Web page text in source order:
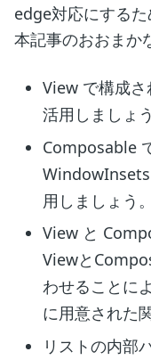
edge対応にするた
本記事のおおまか
View で構成
活用しましょう
Composable
WindowInsets
用しましょう。
View と
Viewと
わせることに
に用意された
リストの内部